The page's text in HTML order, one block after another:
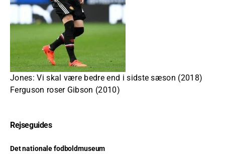
Jones: Vi skal være bedre end i sidste sæson (2018)
Ferguson roser Gibson (2010)
Rejseguides
Det nationale fodboldmuseum